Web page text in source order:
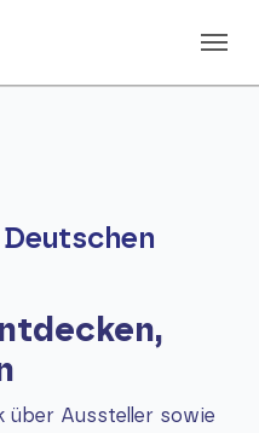
Deutschen
über Aussteller sowie